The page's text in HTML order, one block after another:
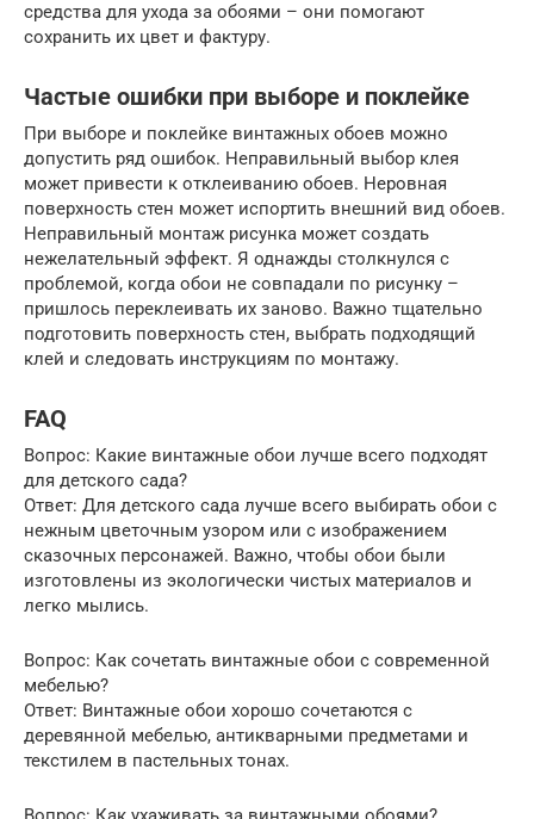
средства для ухода за обоями – они помогают
сохранить их цвет и фактуру.
Частые ошибки при выборе и поклейке
При выборе и поклейке винтажных обоев можно
допустить ряд ошибок. Неправильный выбор клея
может привести к отклеиванию обоев. Неровная
поверхность стен может испортить внешний вид обоев.
Неправильный монтаж рисунка может создать
нежелательный эффект. Я однажды столкнулся с
проблемой, когда обои не совпадали по рисунку –
пришлось переклеивать их заново. Важно тщательно
подготовить поверхность стен, выбрать подходящий
клей и следовать инструкциям по монтажу.
FAQ
Вопрос: Какие винтажные обои лучше всего подходят
для детского сада?
Ответ: Для детского сада лучше всего выбирать обои с
нежным цветочным узором или с изображением
сказочных персонажей. Важно, чтобы обои были
изготовлены из экологически чистых материалов и
легко мылись.
Вопрос: Как сочетать винтажные обои с современной
мебелью?
Ответ: Винтажные обои хорошо сочетаются с
деревянной мебелью, антикварными предметами и
текстилем в пастельных тонах.